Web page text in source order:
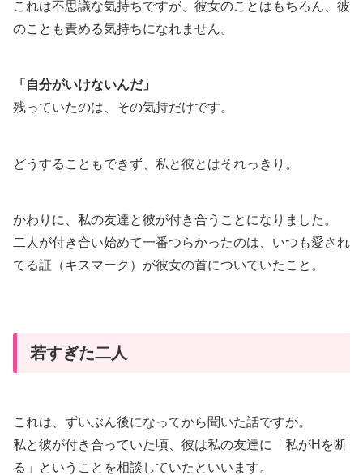
これは不思議な気持ちですが、彼女のことはもちろん、彼
のことも責める気持ちになれません。
「自分がいけないんだ」
残っていたのは、その気持だけです。
どうすることもできず、私と彼とはそれっきり。
かわりに、私の友達と彼が付き合うことになりました。
二人が付き合い始めて一番つらかったのは、いつも愛され
てる証（キスマーク）が彼女の首についていたこと。
若すぎた二人
これは、ずいぶん後になってから聞いた話ですが。
私と彼が付き合っていた頃、彼は私の友達に「私がHを断
る」ということを相談していたといいます。